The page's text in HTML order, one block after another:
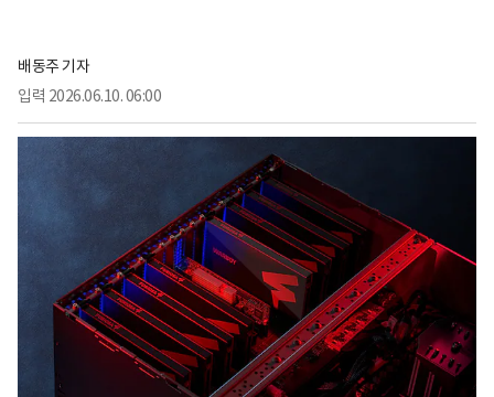
배동주 기자
입력 2026.06.10. 06:00